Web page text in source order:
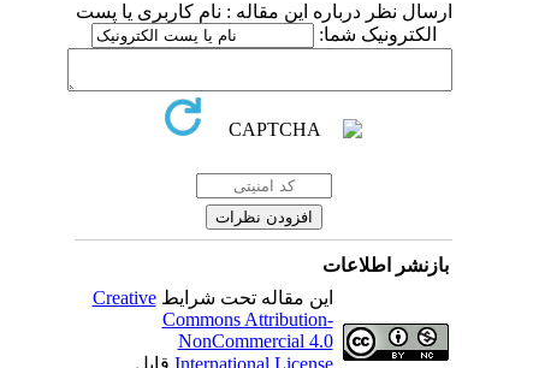
ارسال نظر درباره این مقاله : نام کاربری یا پست
الکترونیک شما:
بازنشر اطلاعات
این مقاله تحت شرایطCreative
Commons Attribution-
NonCommercial 4.0
International Licenseقابل